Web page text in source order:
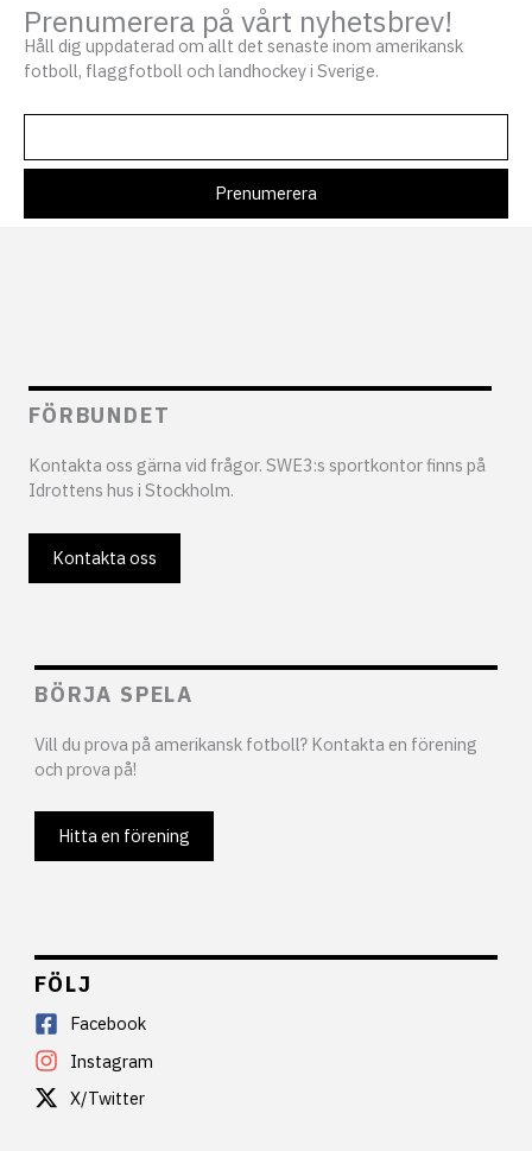
Prenumerera på vårt nyhetsbrev!
Håll dig uppdaterad om allt det senaste inom amerikansk
fotboll, flaggfotboll och landhockey i Sverige.
FÖRBUNDET
Kontakta oss gärna vid frågor. SWE3:s sportkontor finns på
Idrottens hus i Stockholm.
Kontakta oss
BÖRJA SPELA
Vill du prova på amerikansk fotboll? Kontakta en förening
och prova på!
Hitta en förening
FÖLJ
Facebook
Instagram
X/Twitter